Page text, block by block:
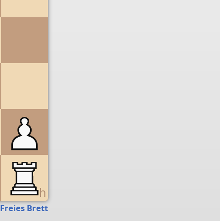
h
Freies Brett